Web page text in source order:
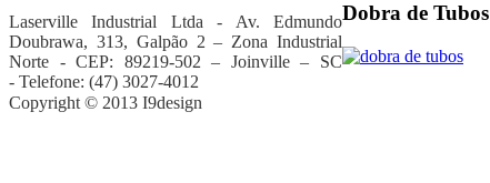
Dobra de Tubos
Laserville Industrial Ltda - Av. Edmundo
Doubrawa, 313, Galpão 2 – Zona Industrial
Norte -CEP: 89219-502 – Joinville – SC
- Telefone: (47) 3027-4012
Copyright © 2013 I9design